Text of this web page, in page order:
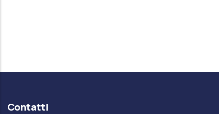
Contatti